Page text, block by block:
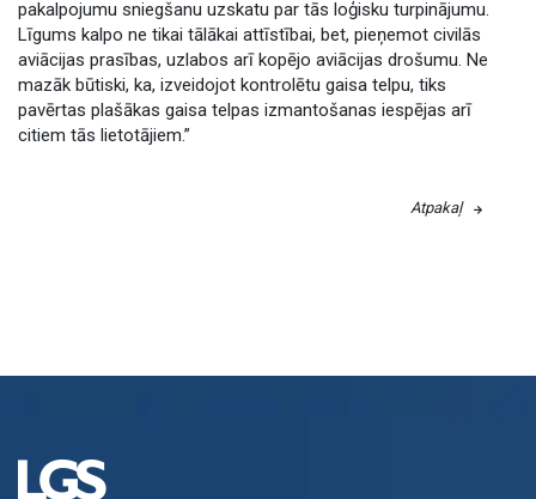
pakalpojumu sniegšanu uzskatu par tās loģisku turpinājumu.
Līgums kalpo ne tikai tālākai attīstībai, bet, pieņemot civilās
aviācijas prasības, uzlabos arī kopējo aviācijas drošumu. Ne
mazāk būtiski, ka, izveidojot kontrolētu gaisa telpu, tiks
pavērtas plašākas gaisa telpas izmantošanas iespējas arī
citiem tās lietotājiem.”
Atpakaļ